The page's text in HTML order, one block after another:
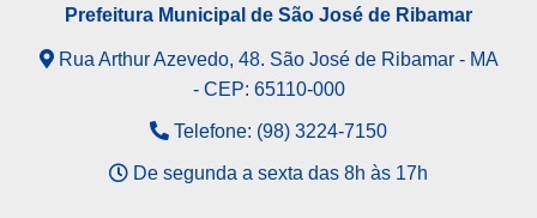
Prefeitura Municipal de São José de Ribamar
Rua Arthur Azevedo, 48. São José de Ribamar - MA
- CEP: 65110-000
Telefone: (98) 3224-7150
De segunda a sexta das 8h às 17h